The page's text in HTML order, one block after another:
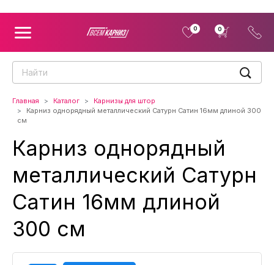
0 0
Главная Каталог
Карнизы для штор
Карниз однорядный металлический Сатурн Сатин 16мм длиной 300
см
Карниз однорядный
металлический Сатурн
Сатин 16мм длиной
300 см